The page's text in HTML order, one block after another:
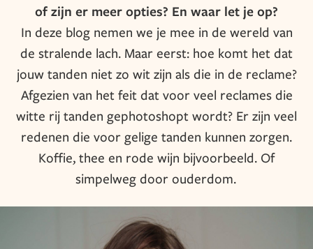
of zijn er meer opties? En waar let je op?
In deze blog nemen we je mee in de wereld van
de stralende lach. Maar eerst: hoe komt het dat
jouw tanden niet zo wit zijn als die in de reclame?
Afgezien van het feit dat voor veel reclames die
witte rij tanden gephotoshopt wordt? Er zijn veel
redenen die voor gelige tanden kunnen zorgen.
Koffie, thee en rode wijn bijvoorbeeld. Of
simpelweg door ouderdom.